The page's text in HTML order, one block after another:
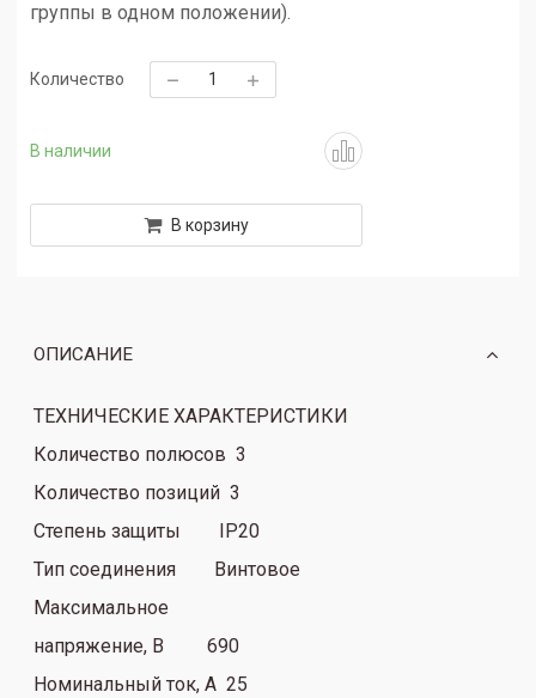
В наличии
группы в одном положении).
Количество
В корзину
ОПИСАНИЕ
ТЕХНИЧЕСКИЕ ХАРАКТЕРИСТИКИ
Количество полюсов 3
Количество позиций 3
Степень защиты IP20
Тип соединения Винтовое
Максимальное
напряжение, В 690
Номинальный ток, А 25